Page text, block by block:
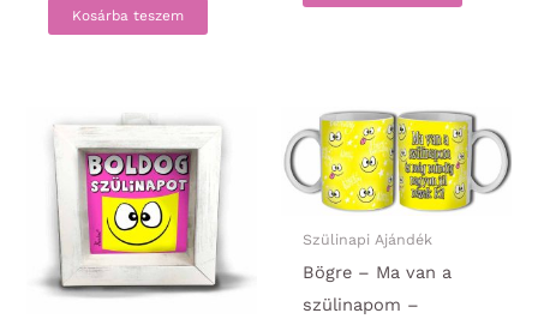
Kosárba teszem
Szülinapi Ajándék
Bögre – Ma van a
szülinapom –